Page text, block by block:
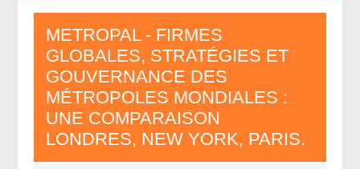
METROPAL - FIRMES
GLOBALES, STRATÉGIES ET
GOUVERNANCE DES
MÉTROPOLES MONDIALES :
UNE COMPARAISON
LONDRES, NEW YORK, PARIS.